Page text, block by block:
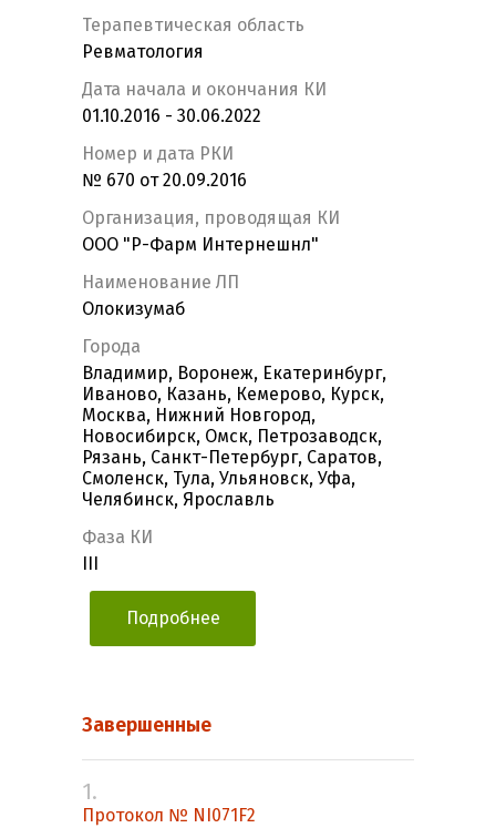
Терапевтическая область
Ревматология
Дата начала и окончания КИ
01.10.2016 - 30.06.2022
Номер и дата РКИ
№ 670 от 20.09.2016
Организация, проводящая КИ
ООО "Р-Фарм Интернешнл"
Наименование ЛП
Олокизумаб
Города
Владимир, Воронеж, Екатеринбург,
Иваново, Казань, Кемерово, Курск,
Москва, Нижний Новгород,
Новосибирск, Омск, Петрозаводск,
Рязань, Санкт-Петербург, Саратов,
Смоленск, Тула, Ульяновск, Уфа,
Челябинск, Ярославль
Фаза КИ
Подробнее
Завершенные
1.
Протокол № NI071F2